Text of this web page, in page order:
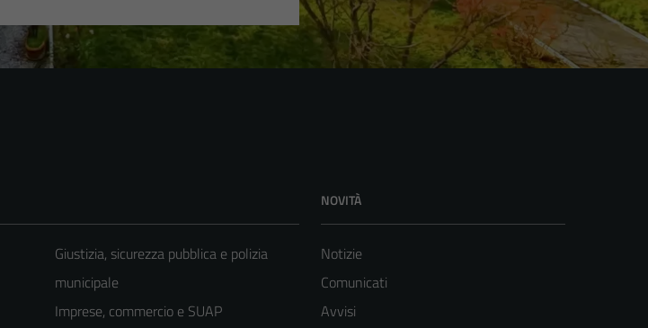
Giustizia, sicurezza pubblica e polizia
municipale
Imprese, commercio e SUAP
NOVITÀ
Notizie
Comunicati
Avvisi